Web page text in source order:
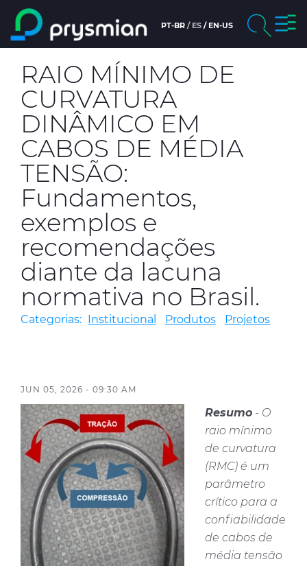
Saltar al contenido
principal
PT-BR ES EN-US
Buscar
Compañía
Mercados
Productos
Personas y Carreras
Noticias y Prensa
Sustentabilidad
Ética e Integridad
Certificados
RAIO MÍNIMO DE
CURVATURA
DINÂMICO EM
CABOS DE MÉDIA
TENSÃO:
Fundamentos,
exemplos e
recomendações
diante da lacuna
normativa no Brasil.
Categorias: Institucional Produtos Projetos
JUN 05, 2026 - 09:30 AM
Resumo - O
raio mínimo
de curvatura
(RMC) é um
parâmetro
crítico para a
confiabilidade
de cabos de
média tensão